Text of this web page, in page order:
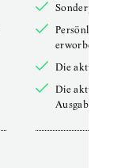
Persönliches
erworbenen
Die aktuelle
Die aktuelle
Ausgabe